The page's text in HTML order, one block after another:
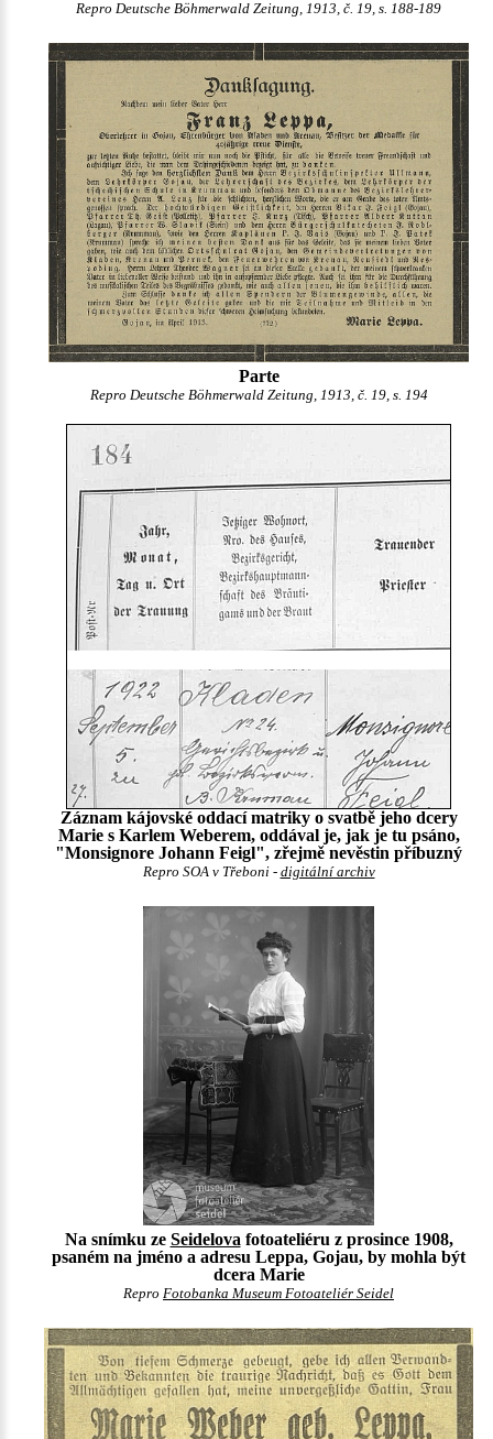
Repro Deutsche Böhmerwald Zeitung, 1913, č. 19, s. 188-189
Parte
Repro Deutsche Böhmerwald Zeitung, 1913, č. 19, s. 194
Záznam kájovské oddací matriky o svatbě jeho dcery
Marie s Karlem Weberem, oddával je, jak je tu psáno,
"Monsignore Johann Feigl", zřejmě nevěstin příbuzný
Repro SOA v Třeboni - digitální archiv
Na snímku ze Seidelova fotoateliéru z prosince 1908,
psaném na jméno a adresu Leppa, Gojau, by mohla být
dcera Marie
Repro Fotobanka Museum Fotoateliér Seidel